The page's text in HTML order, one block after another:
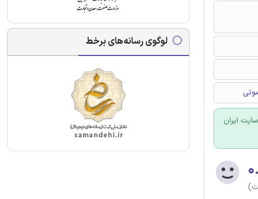
ایران
لوگوی رسانه‌های برخط